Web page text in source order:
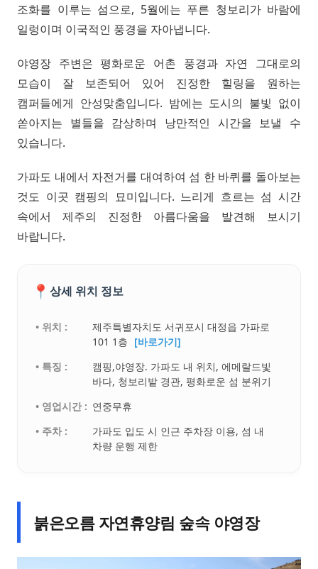
조화를 이루는 섬으로, 5월에는 푸른 청보리가 바람에
일렁이며 이국적인 풍경을 자아냅니다.
야영장 주변은 평화로운 어촌 풍경과 자연 그대로의
모습이 잘 보존되어 있어 진정한 힐링을 원하는
캠퍼들에게 안성맞춤입니다. 밤에는 도시의 불빛 없이
쏟아지는 별들을 감상하며 낭만적인 시간을 보낼 수
있습니다.
가파도 내에서 자전거를 대여하여 섬 한 바퀴를 돌아보는
것도 이곳 캠핑의 묘미입니다. 느리게 흐르는 섬 시간
속에서 제주의 진정한 아름다움을 발견해 보시기
바랍니다.
📍 상세 위치 정보
• 위치 :
제주특별자치도 서귀포시 대정읍 가파로
101 1층 [바로가기]
• 특징 :
캠핑,야영장. 가파도 내 위치, 에메랄드빛
바다, 청보리밭 경관, 평화로운 섬 분위기
• 영업시간 : 연중무휴
• 주차 :
가파도 입도 시 인근 주차장 이용, 섬 내
차량 운행 제한
붉은오름 자연휴양림 숲속 야영장